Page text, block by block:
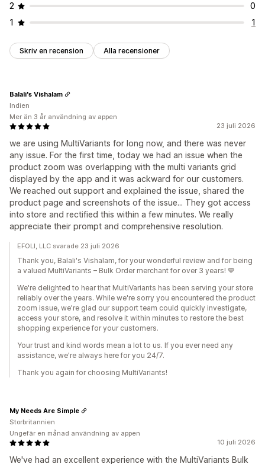
2
0
1
1
Skriv en recension Alla recensioner
23 juli 2026
we are using MultiVariants for long now, and there was never
any issue. For the first time, today we had an issue when the
product zoom was overlapping with the multi variants grid
displayed by the app and it was ackward for our customers.
We reached out support and explained the issue, shared the
product page and screenshots of the issue... They got access
into store and rectified this within a few minutes. We really
appreciate their prompt and comprehensive resolution.
Balali's Vishalam
Indien
Mer än 3 år användning av appen
EFOLI, LLC svarade 23 juli 2026
Thank you, Balali's Vishalam, for your wonderful review and for being
a valued MultiVariants – Bulk Order merchant for over 3 years! 💙
We're delighted to hear that MultiVariants has been serving your store
reliably over the years. While we're sorry you encountered the product
zoom issue, we're glad our support team could quickly investigate,
access your store, and resolve it within minutes to restore the best
shopping experience for your customers.
Your trust and kind words mean a lot to us. If you ever need any
assistance, we're always here for you 24/7.
Thank you again for choosing MultiVariants!
10 juli 2026
We've had an excellent experience with the MultiVariants Bulk
My Needs Are Simple
Storbritannien
Ungefär en månad användning av appen